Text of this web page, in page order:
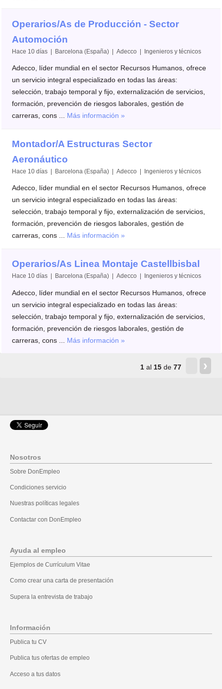
Operarios/As de Producción - Sector
Automoción
Hace 10 días | Barcelona (España) | Adecco | Ingenieros y técnicos
Adecco, líder mundial en el sector Recursos Humanos, ofrece
un servicio integral especializado en todas las áreas:
selección, trabajo temporal y fijo, externalización de servicios,
formación, prevención de riesgos laborales, gestión de
carreras, cons ... Más información »
Montador/A Estructuras Sector
Aeronáutico
Hace 10 días | Barcelona (España) | Adecco | Ingenieros y técnicos
Adecco, líder mundial en el sector Recursos Humanos, ofrece
un servicio integral especializado en todas las áreas:
selección, trabajo temporal y fijo, externalización de servicios,
formación, prevención de riesgos laborales, gestión de
carreras, cons ... Más información »
Operarios/As Linea Montaje Castellbisbal
Hace 10 días | Barcelona (España) | Adecco | Ingenieros y técnicos
Adecco, líder mundial en el sector Recursos Humanos, ofrece
un servicio integral especializado en todas las áreas:
selección, trabajo temporal y fijo, externalización de servicios,
formación, prevención de riesgos laborales, gestión de
carreras, cons ... Más información »
1 al 15 de77 ›
Nosotros
Sobre DonEmpleo
Condiciones servicio
Nuestras políticas legales
Contactar con DonEmpleo
Ayuda al empleo
Ejemplos de Currículum Vitae
Como crear una carta de presentación
Supera la entrevista de trabajo
Información
Publica tu CV
Publica tus ofertas de empleo
Acceso a tus datos